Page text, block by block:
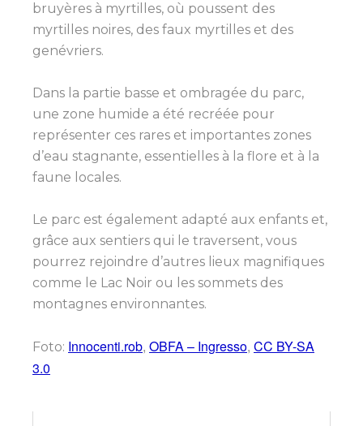
bruyères à myrtilles, où poussent des
myrtilles noires, des faux myrtilles et des
genévriers.
Dans la partie basse et ombragée du parc,
une zone humide a été recréée pour
représenter ces rares et importantes zones
d’eau stagnante, essentielles à la flore et à la
faune locales.
Le parc est également adapté aux enfants et,
grâce aux sentiers qui le traversent, vous
pourrez rejoindre d’autres lieux magnifiques
comme le Lac Noir ou les sommets des
montagnes environnantes.
Foto: Innocenti.rob, OBFA – Ingresso, CC BY-SA
3.0